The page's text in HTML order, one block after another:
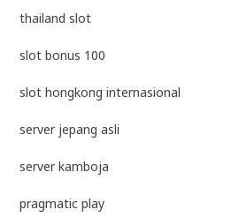
thailand slot
slot bonus 100
slot hongkong internasional
server jepang asli
server kamboja
pragmatic play